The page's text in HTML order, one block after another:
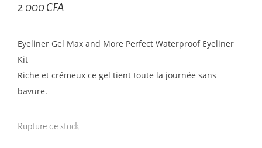
2 000CFA
Eyeliner Gel Max and More Perfect Waterproof Eyeliner
Kit
Riche et crémeux ce gel tient toute la journée sans
bavure.
Rupture de stock